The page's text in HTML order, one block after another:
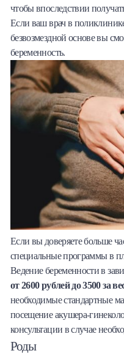
чтобы впоследствии
Если ваш врач в
безвозмездной основе вы
беременность.
Если вы доверяете больше
специальные программы в
Ведение беременности в
от 2600 рублей до 3500 за
необходимые стандартные
посещение акушера-
консультации в случае
Роды